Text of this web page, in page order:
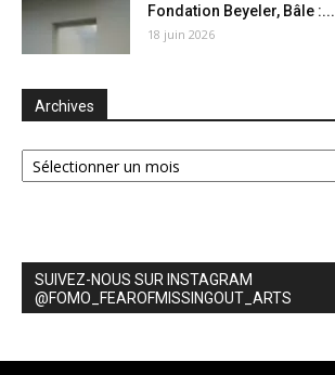
Fondation Beyeler, Bâle :...
18 juin 2026
Archives
Archives
SUIVEZ-NOUS SUR INSTAGRAM
@FOMO_FEAROFMISSINGOUT_ARTS